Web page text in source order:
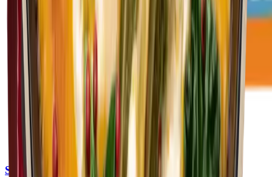
Süßkartoffel-Schupfnudeln